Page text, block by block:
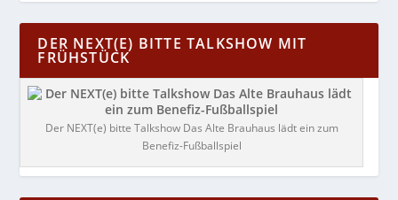
DER NEXT(E) BITTE TALKSHOW MIT
FRÜHSTÜCK
Der NEXT(e) bitte Talkshow Das Alte Brauhaus lädt ein zum
Benefiz-Fußballspiel